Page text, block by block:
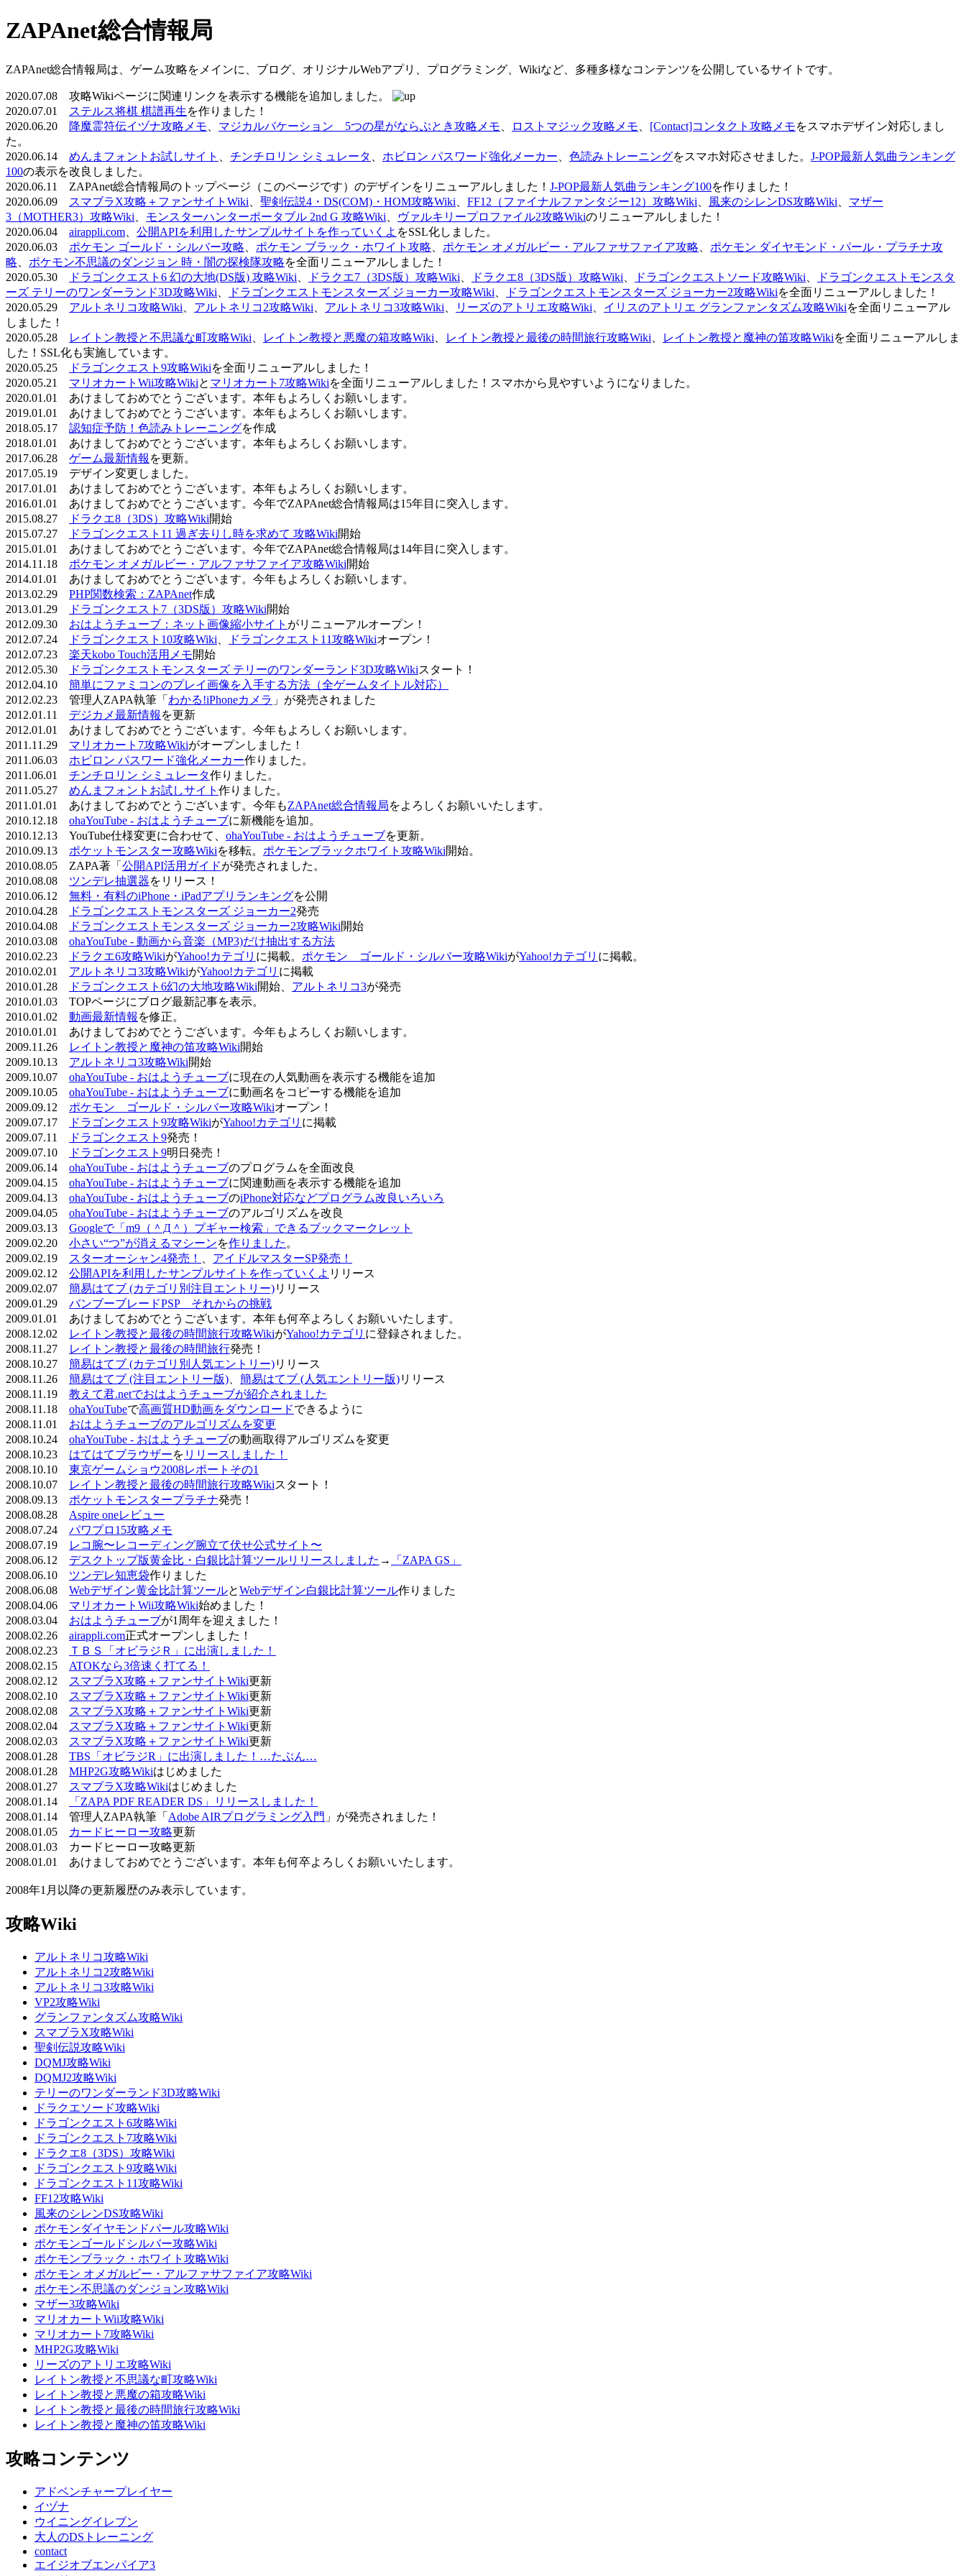
ZAPAnet総合情報局
ZAPAnet総合情報局は、ゲーム攻略をメインに、ブログ、オリジナルWebアプリ、プログラミング、Wikiなど、多種多様なコンテンツを公開しているサイトです。
2020.07.08 攻略Wikiページに関連リンクを表示する機能を追加しました。
2020.07.01
ステルス将棋 棋譜再生を作りました！
2020.06.20
降魔霊符伝イヅナ攻略メモ マジカルバケーション 5つの星がならぶとき攻略メモ ロストマジック攻略メモ [Contact]コンタクト攻略メモをスマホデザイン対応しまし
た。
2020.06.14 めんまフォントお試しサイト チンチロリン シミュレータ ホビロン パスワード強化メーカー 色読みトレーニングをスマホ対応させました。 J-POP最新人気曲ランキング
100の表示を改良しました。
2020.06.11 ZAPAnet総合情報局のトップページ（このページです）のデザインをリニューアルしました！ J-POP最新人気曲ランキング100を作りました！
2020.06.09
スマブラX攻略＋ファンサイトWiki 聖剣伝説4・DS(COM)・HOM攻略Wiki FF12（ファイナルファンタジー12）攻略Wiki 風来のシレンDS攻略Wiki
マザー
3（MOTHER3）攻略Wiki
モンスターハンターポータブル 2nd G 攻略Wiki ヴァルキリープロファイル2攻略Wikiのリニューアルしました！
2020.06.04 airappli.com 公開APIを利用したサンプルサイトを作っていくよ をSSL化しました。
2020.06.03 ポケモン ゴールド・シルバー攻略 ポケモン ブラック・ホワイト攻略 ポケモン オメガルビー・アルファサファイア攻略
ポケモン ダイヤモンド・パール・プラチナ攻
略
ポケモン不思議のダンジョン 時・闇の探検隊攻略を全面リニューアルしました！
2020.05.30
ドラゴンクエスト6 幻の大地(DS版) 攻略Wiki ドラクエ7（3DS版）攻略Wiki ドラクエ8（3DS版）攻略Wiki ドラゴンクエストソード攻略Wiki
ドラゴンクエストモンスタ
ーズ テリーのワンダーランド3D攻略Wiki
ドラゴンクエストモンスターズ ジョーカー攻略Wiki ドラゴンクエストモンスターズ ジョーカー2攻略Wikiを全面リニューアルしました！
2020.05.29 アルトネリコ攻略Wiki アルトネリコ2攻略Wiki アルトネリコ3攻略Wiki リーズのアトリエ攻略Wiki イリスのアトリエ グランファンタズム攻略Wikiを全面リニューアル
しました！
2020.05.28
レイトン教授と不思議な町攻略Wiki レイトン教授と悪魔の箱攻略Wiki レイトン教授と最後の時間旅行攻略Wiki レイトン教授と魔神の笛攻略Wikiを全面リニューアルしま
した！SSL化も実施しています。
2020.05.25
ドラゴンクエスト9攻略Wikiを全面リニューアルしました！
2020.05.21 マリオカートWii攻略Wikiと マリオカート7攻略Wikiを全面リニューアルしました！スマホから見やすいようになりました。
2020.01.01 あけましておめでとうございます。本年もよろしくお願いします。
2019.01.01 あけましておめでとうございます。本年もよろしくお願いします。
2018.05.17 認知症予防！色読みトレーニングを作成
2018.01.01 あけましておめでとうございます。本年もよろしくお願いします。
2017.06.28 ゲーム最新情報 を更新。
2017.05.19 デザイン変更しました。
2017.01.01 あけましておめでとうございます。本年もよろしくお願いします。
2016.01.01 あけましておめでとうございます。今年でZAPAnet総合情報局は15年目に突入します。
2015.08.27
ドラクエ8（3DS）攻略Wiki開始
2015.07.27
ドラゴンクエスト11 過ぎ去りし時を求めて 攻略Wiki開始
2015.01.01 あけましておめでとうございます。今年でZAPAnet総合情報局は14年目に突入します。
2014.11.18 ポケモン オメガルビー・アルファサファイア攻略Wiki開始
2014.01.01 あけましておめでとうございます。今年もよろしくお願いします。
2013.02.29 PHP関数検索：ZAPAnet作成
2013.01.29
ドラゴンクエスト7（3DS版）攻略Wiki開始
2012.09.30 おはようチューブ：ネット画像縮小サイト がリニューアルオープン！
2012.07.24
ドラゴンクエスト10攻略Wiki ドラゴンクエスト11攻略Wikiオープン！
2012.07.23 楽天kobo Touch活用メモ開始
2012.05.30
ドラゴンクエストモンスターズ テリーのワンダーランド3D攻略Wikiスタート！
2012.04.10 簡単にファミコンのプレイ画像を入手する方法（全ゲームタイトル対応）
2012.02.23 管理人ZAPA執筆「 わかる!iPhoneカメラ 」が発売されました
2012.01.11 デジカメ最新情報 を更新
2012.01.01 あけましておめでとうございます。今年もよろしくお願いします。
2011.11.29 マリオカート7攻略Wikiがオープンしました！
2011.06.03 ホビロン パスワード強化メーカー作りました。
2011.06.01 チンチロリン シミュレータ作りました。
2011.05.27 めんまフォントお試しサイト 作りました。
2011.01.01 あけましておめでとうございます。今年もZAPAnet総合情報局をよろしくお願いいたします。
2010.12.18 ohaYouTube - おはようチューブに新機能を追加。
2010.12.13 YouTube仕様変更に合わせて、 ohaYouTube - おはようチューブを更新。
2010.09.13 ポケットモンスター攻略Wikiを移転。 ポケモンブラックホワイト攻略Wiki開始。
2010.08.05 ZAPA著「 公開API活用ガイドが発売されました。
2010.08.08 ツンデレ抽選器をリリース！
2010.06.12 無料・有料のiPhone・iPadアプリランキングを公開
2010.04.28
ドラゴンクエストモンスターズ ジョーカー2発売
2010.04.08
ドラゴンクエストモンスターズ ジョーカー2攻略Wiki開始
2010.03.08 ohaYouTube - 動画から音楽（MP3)だけ抽出する方法
2010.02.23
ドラクエ6攻略WikiがYahoo!カテゴリ に掲載。 ポケモン ゴールド・シルバー攻略WikiがYahoo!カテゴリ に掲載。
2010.02.01 アルトネリコ3攻略WikiがYahoo!カテゴリ に掲載
2010.01.28
ドラゴンクエスト6幻の大地攻略Wiki開始、 アルトネリコ3が発売
2010.01.03 TOPページにブログ最新記事を表示。
2010.01.02 動画最新情報 を修正。
2010.01.01 あけましておめでとうございます。今年もよろしくお願いします。
2009.11.26
レイトン教授と魔神の笛攻略Wiki開始
2009.10.13 アルトネリコ3攻略Wiki開始
2009.10.07 ohaYouTube - おはようチューブに現在の人気動画を表示する機能を追加
2009.10.05 ohaYouTube - おはようチューブに動画名をコピーする機能を追加
2009.09.12 ポケモン ゴールド・シルバー攻略Wikiオープン！
2009.07.17
ドラゴンクエスト9攻略WikiがYahoo!カテゴリ に掲載
2009.07.11
ドラゴンクエスト9発売！
2009.07.10
ドラゴンクエスト9明日発売！
2009.06.14 ohaYouTube - おはようチューブのプログラムを全面改良
2009.04.15 ohaYouTube - おはようチューブに関連動画を表示する機能を追加
2009.04.13 ohaYouTube - おはようチューブのiPhone対応などプログラム改良いろいろ
2009.04.05 ohaYouTube - おはようチューブのアルゴリズムを改良
2009.03.13 Googleで「m9（＾Д＾）プギャー検索」できるブックマークレット
2009.02.20 小さい“つ”が消えるマシーンを作りました 。
2009.02.19
スターオーシャン4発売！
アイドルマスターSP発売！
2009.02.12 公開APIを利用したサンプルサイトを作っていくよ リリース
2009.02.07 簡易はてブ (カテゴリ別注目エントリー)リリース
2009.01.29 バンブーブレードPSP それからの挑戦
2009.01.01 あけましておめでとうございます。本年も何卒よろしくお願いいたします。
2008.12.02
レイトン教授と最後の時間旅行攻略WikiがYahoo!カテゴリ に登録されました。
2008.11.27
レイトン教授と最後の時間旅行発売！
2008.10.27 簡易はてブ (カテゴリ別人気エントリー)リリース
2008.11.26 簡易はてブ (注目エントリー版) 簡易はてブ (人気エントリー版)リリース
2008.11.19 教えて君.netでおはようチューブが紹介されました
2008.11.18 ohaYouTubeで高画質HD動画をダウンロードできるように
2008.11.01 おはようチューブのアルゴリズムを変更
2008.10.24 ohaYouTube - おはようチューブの動画取得アルゴリズムを変更
2008.10.23 はてはてブラウザーを リリースしました！
2008.10.10 東京ゲームショウ2008レポートその1
2008.10.07
レイトン教授と最後の時間旅行攻略Wikiスタート！
2008.09.13 ポケットモンスタープラチナ発売！
2008.08.28 Aspire oneレビュー
2008.07.24 パワプロ15攻略メモ
2008.07.19
レコ腕〜レコーディング腕立て伏せ公式サイト〜
2008.06.12 デスクトップ版黄金比・白銀比計算ツールリリースしました →
「ZAPA GS」
2008.06.10 ツンデレ知恵袋作りました
2008.06.08 Webデザイン黄金比計算ツールとWebデザイン白銀比計算ツール作りました
2008.04.06 マリオカートWii攻略Wiki始めました！
2008.03.04 おはようチューブが1周年を迎えました！
2008.02.26 airappli.com正式オープンしました！
2008.02.23
ＴＢＳ「オビラジＲ」に出演しました！
2008.02.15 ATOKなら3倍速く打てる！
2008.02.12
スマブラX攻略＋ファンサイトWiki更新
2008.02.10
スマブラX攻略＋ファンサイトWiki更新
2008.02.08
スマブラX攻略＋ファンサイトWiki更新
2008.02.04
スマブラX攻略＋ファンサイトWiki更新
2008.02.03
スマブラX攻略＋ファンサイトWiki更新
2008.01.28 TBS「オビラジR」に出演しました！…たぶん…
2008.01.28 MHP2G攻略Wikiはじめました
2008.01.27
スマブラX攻略Wikiはじめました
2008.01.14
「ZAPA PDF READER DS」リリースしました！
2008.01.14 管理人ZAPA執筆「 Adobe AIRプログラミング入門 」が発売されました！
2008.01.05
カードヒーロー攻略更新
2008.01.03 カードヒーロー攻略更新
2008.01.01 あけましておめでとうございます。本年も何卒よろしくお願いいたします。
2008年1月以降の更新履歴のみ表示しています。
攻略Wiki
アルトネリコ攻略Wiki
アルトネリコ2攻略Wiki
アルトネリコ3攻略Wiki
VP2攻略Wiki
グランファンタズム攻略Wiki
スマブラX攻略Wiki
聖剣伝説攻略Wiki
DQMJ攻略Wiki
DQMJ2攻略Wiki
テリーのワンダーランド3D攻略Wiki
ドラクエソード攻略Wiki
ドラゴンクエスト6攻略Wiki
ドラゴンクエスト7攻略Wiki
ドラクエ8（3DS）攻略Wiki
ドラゴンクエスト9攻略Wiki
ドラゴンクエスト11攻略Wiki
FF12攻略Wiki
風来のシレンDS攻略Wiki
ポケモンダイヤモンドパール攻略Wiki
ポケモンゴールドシルバー攻略Wiki
ポケモンブラック・ホワイト攻略Wiki
ポケモン オメガルビー・アルファサファイア攻略Wiki
ポケモン不思議のダンジョン攻略Wiki
マザー3攻略Wiki
マリオカートWii攻略Wiki
マリオカート7攻略Wiki
MHP2G攻略Wiki
リーズのアトリエ攻略Wiki
レイトン教授と不思議な町攻略Wiki
レイトン教授と悪魔の箱攻略Wiki
レイトン教授と最後の時間旅行攻略Wiki
レイトン教授と魔神の笛攻略Wiki
攻略コンテンツ
アドベンチャープレイヤー
イヅナ
ウイニングイレブン
大人のDSトレーニング
contact
エイジオブエンパイア3